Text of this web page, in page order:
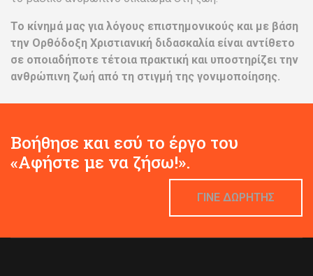
Οποιαδήποτε καταστροφική δράση επί της ανθρώπινης
ζωής, είτε άμεσα με τη μορφή μηχανικής ή χημικής ή
άλλης (π.χ ακτινοβολίας κλπ.) επέμβασης, είτε έμμεσα
με τη μορφή στέρησης των υποστηρικτικών της ζωής
λειτουργιών, που αφορούν τον νεοσχηματισθέντα
(ως ζυγωτού, μοριδίου, βλαστοκύστης, πρώιμα
έως και τον τοκετό), η οποία οδηγεί σε καταστροφή και
τερματισμό της ζωής του, συνιστά αφαίρεση
ανθρώπινης ζωής και είναι πράξη που προσβάλλει άμεσα
το βασικό ανθρώπινο δικαίωμα στη ζωή.
Το κίνημά μας για λόγους επιστημονικούς και με βάση
την Ορθόδοξη Χριστιανική διδασκαλία είναι αντίθετο